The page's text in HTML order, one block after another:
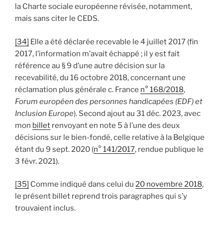
la Charte sociale européenne révisée, notamment,
mais sans citer le CEDS.
[34] Elle a été déclarée recevable le 4 juillet 2017 (fin
2017, l’information m’avait échappé ; il y est fait
référence au § 9 d’une autre décision sur la
recevabilité, du 16 octobre 2018, concernant une
réclamation plus générale c. France n° 168/2018,
Forum européen des personnes handicapées (EDF) et
Inclusion Europe). Second ajout au 31 déc. 2023, avec
mon billet renvoyant en note 5 à l’une des deux
décisions sur le bien-fondé, celle relative à la Belgique
étant du 9 sept. 2020 (n° 141/2017, rendue publique le
3 févr. 2021).
[35] Comme indiqué dans celui du 20 novembre 2018,
le présent billet reprend trois paragraphes qui s’y
trouvaient inclus.